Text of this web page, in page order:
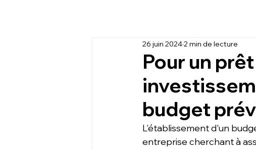
Pour un
budget
26 juin 20242 min de lecture
L'établissement d'un
entreprise cherchant à